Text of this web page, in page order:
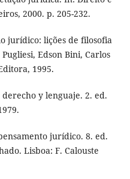
2000. p. 205-232.
jurídico: lições de filosofia
Edson Bini, Carlos
1995.
derecho y lenguaje. 2. ed.
jurídico. 8. ed.
Lisboa: F. Calouste